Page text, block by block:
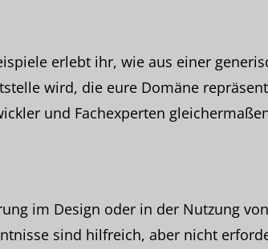
erlebt ihr, wie aus einer
wird, die eure Domäne
und Fachexperten
im Design oder in der Nutzung von
sind hilfreich, aber nicht